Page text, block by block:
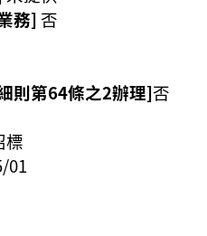
務] 否
則第64條之2辦理]否
標
01